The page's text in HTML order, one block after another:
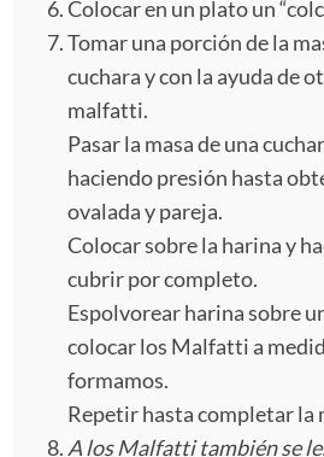
Colocar en un plato un
Tomar una porción de la
cuchara y con la ayuda de
malfatti.
Pasar la masa de una
haciendo presión hasta
ovalada y pareja.
Colocar sobre la harina y
cubrir por completo.
Espolvorear harina sobre
colocar los Malfatti a
formamos.
Repetir hasta completar la
A los Malfatti también se